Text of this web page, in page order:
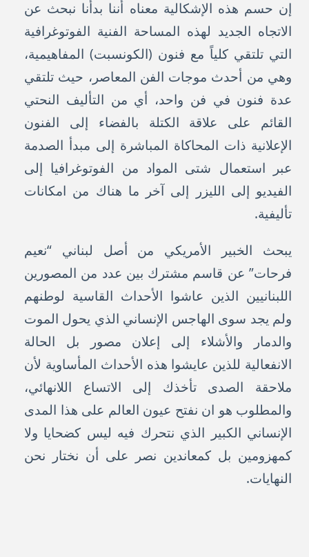
إن حسم هذه الإشكالية معناه أننا بدأنا نبحث عن
الاتجاه الجديد لهذه المساحة الفنية الفوتوغرافية
التي تلتقي كلياً مع فنون (الكونسبت) المفاهيمية،
وهي من أحدث موجات الفن المعاصر، حيث تلتقي
عدة فنون في فن واحد، أي من التأليف النحتي
القائم على علاقة الكتلة بالفضاء إلى الفنون
الإعلانية ذات المحاكاة المباشرة إلى مبدأ الصدمة
عبر استعمال شتى المواد من الفوتوغرافيا إلى
الفيديو إلى الليزر إلى آخر ما هناك من امكانات
تأليفية.
يبحث الخبير الأمريكي من أصل لبناني “نعيم
فرحات” عن قاسم مشترك بين عدد من المصورين
اللبنانيين الذين عاشوا الأحداث القاسية لوطنهم
ولم يجد سوى الهاجس الإنساني الذي يحول الموت
والدمار والأشلاء إلى إعلان مصور بل الحالة
الانفعالية للذين عايشوا هذه الأحداث المأساوية لأن
ملاحقة الصدى تأخذك إلى الاتساع اللانهائي،
والمطلوب هو ان نفتح عيون العالم على هذا المدى
الإنساني الكبير الذي نتحرك فيه ليس كضحايا ولا
كمهزومين بل كمعاندين نصر على أن نختار نحن
النهايات.